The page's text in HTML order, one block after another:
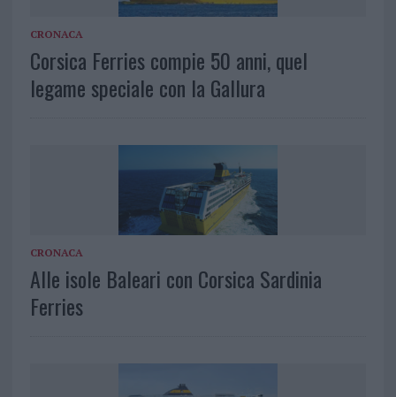
CRONACA
Corsica Ferries compie 50 anni, quel
legame speciale con la Gallura
CRONACA
Alle isole Baleari con Corsica Sardinia
Ferries